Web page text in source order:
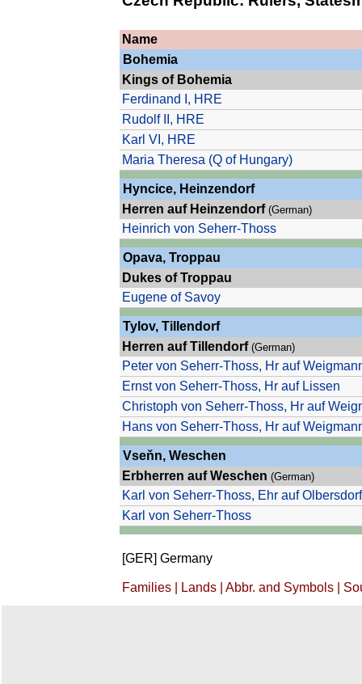
Name
Bohemia
Kings of Bohemia
Ferdinand I, HRE
Rudolf II, HRE
Karl VI, HRE
Maria Theresa (Q of Hungary)
Hyncice, Heinzendorf
Herren auf Heinzendorf (German)
Heinrich von Seherr-Thoss
Opava, Troppau
Dukes ofTroppau
Eugene of Savoy
Tylov, Tillendorf
Herren auf Tillendorf (German)
Peter von Seherr-Thoss, Hr auf
Ernstvon Seherr-Thoss, Hr auf Lissen
Christoph von Seherr-Thoss, Hr auf
Hans von Seherr-Thoss, Hr auf
Vseňn, Weschen
Erbherren aufWeschen (German)
Karl von Seherr-Thoss, Ehr auf Olbersdorf
Karl von Seherr-Thoss
[GER] Germany
Families Lands | Abbr. and Symbols